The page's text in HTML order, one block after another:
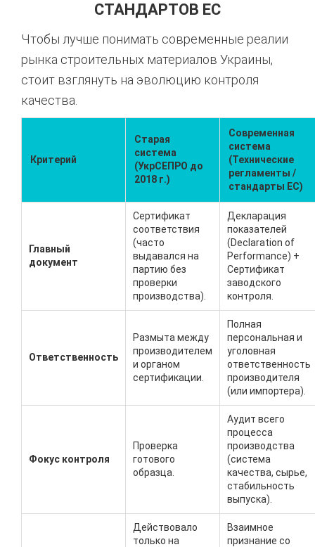
СТАНДАРТОВ ЕС
Чтобы лучше понимать современные реалии
рынка строительных материалов Украины,
стоит взглянуть на эволюцию контроля
качества.
Критерий
Старая
система
(УкрСЕПРО до
2018 г.)
Современная
система
(Технические
регламенты /
стандарты ЕС)
Главный
документ
Сертификат
соответствия
(часто
выдавался на
партию без
проверки
производства).
Декларация
показателей
(Declaration of
Performance) +
Сертификат
заводского
контроля.
Ответственность
Размыта между
производителем
и органом
сертификации.
Полная
персональная и
уголовная
ответственность
производителя
(или импортера).
Фокус контроля
Проверка
готового
образца.
Аудит всего
процесса
производства
(система
качества, сырье,
стабильность
выпуска).
Действовало
только на
Взаимное
признание со